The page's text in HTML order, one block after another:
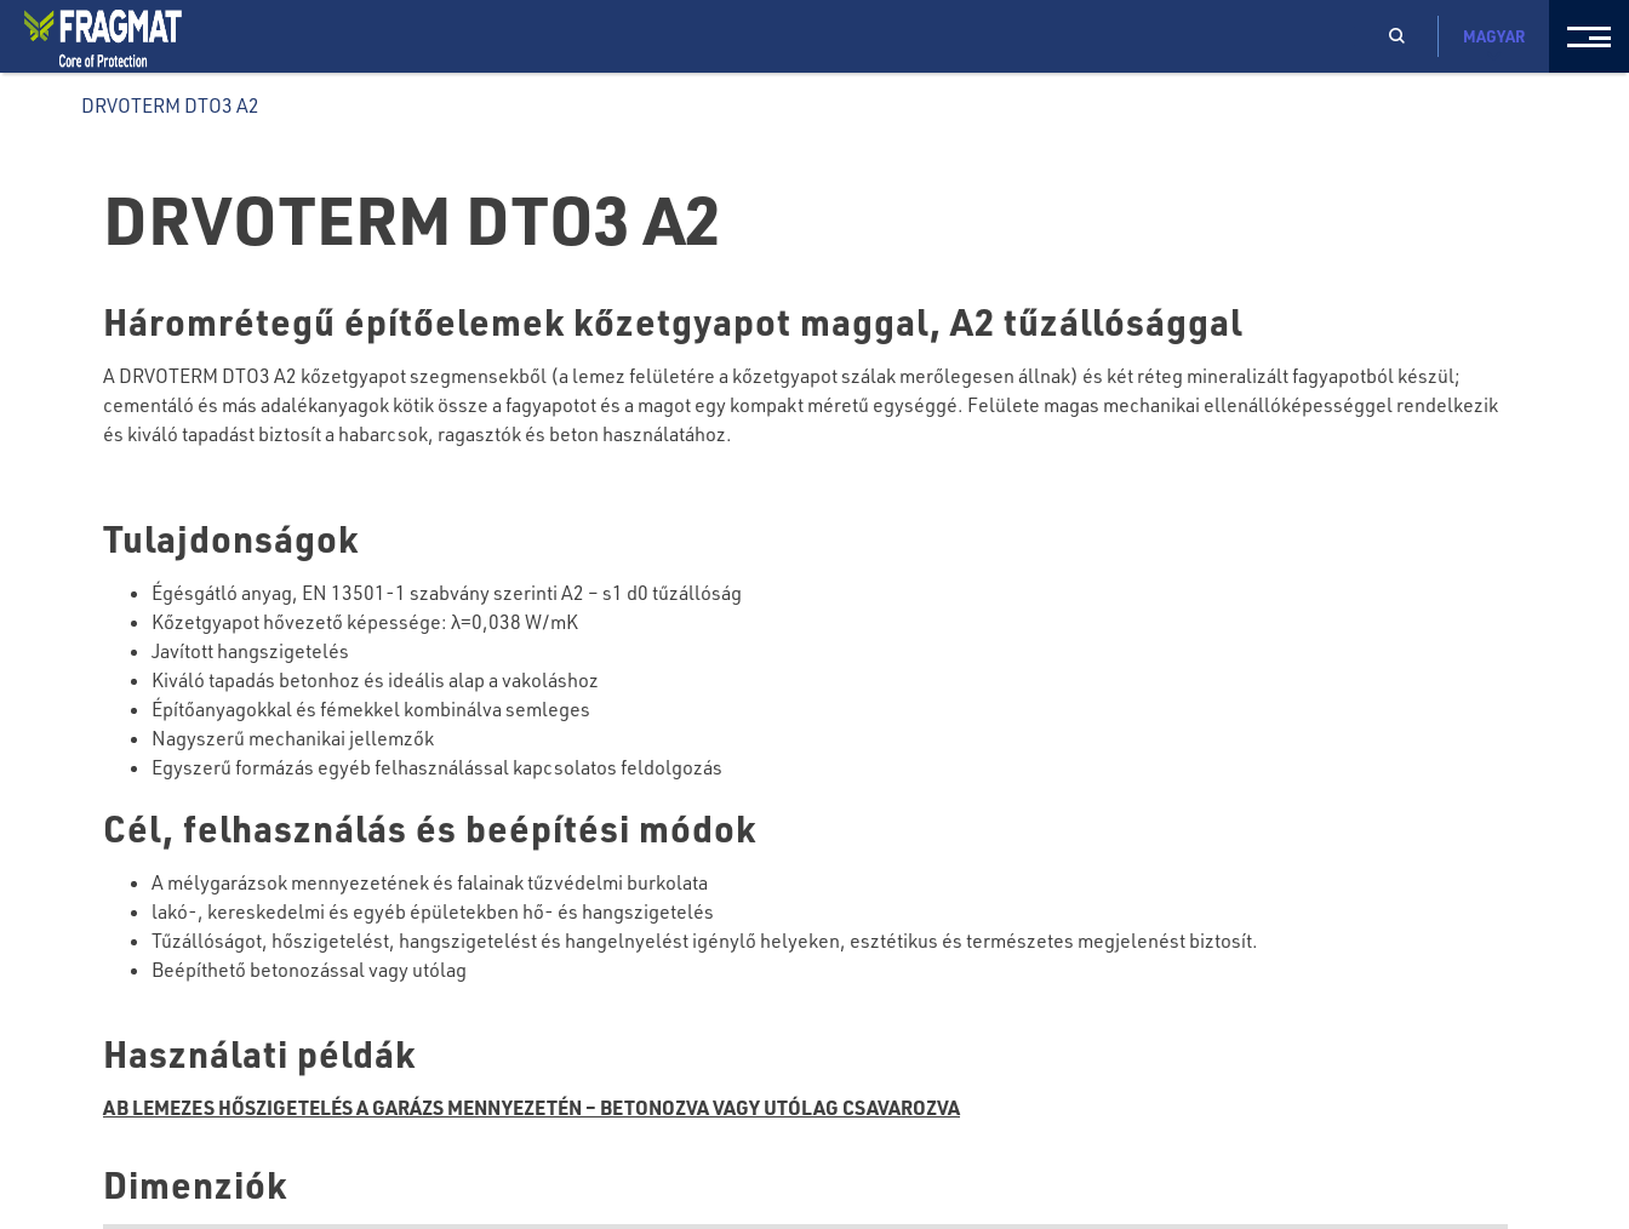
MAGYAR
DRVOTERM DTO3 A2
DRVOTERM DTO3 A2
Háromrétegű építőelemek kőzetgyapot maggal, A2 tűzállósággal
A DRVOTERM DTO3 A2 kőzetgyapot szegmensekből (a lemez felületére a kőzetgyapot szálak merőlegesen állnak) és két réteg mineralizált fagyapotból készül;
cementáló és más adalékanyagok kötik össze a fagyapotot és a magot egy kompakt méretű egységgé. Felülete magas mechanikai ellenállóképességgel rendelkezik
és kiváló tapadást biztosít a habarcsok, ragasztók és beton használatához.
Tulajdonságok
Égésgátló anyag, EN 13501-1 szabvány szerinti A2 – s1 d0 tűzállóság
Kőzetgyapot hővezető képessége: λ=0,038 W/mK
Javított hangszigetelés
Kiváló tapadás betonhoz és ideális alap a vakoláshoz
Építőanyagokkal és fémekkel kombinálva semleges
Nagyszerű mechanikai jellemzők
Egyszerű formázás egyéb felhasználással kapcsolatos feldolgozás
Cél, felhasználás és beépítési módok
A mélygarázsok mennyezetének és falainak tűzvédelmi burkolata
lakó-, kereskedelmi és egyéb épületekben hő- és hangszigetelés
Tűzállóságot, hőszigetelést, hangszigetelést és hangelnyelést igénylő helyeken, esztétikus és természetes megjelenést biztosít.
Beépíthető betonozással vagy utólag
Használati példák
AB LEMEZES HŐSZIGETELÉS A GARÁZS MENNYEZETÉN – BETONOZVA VAGY UTÓLAG CSAVAROZVA
Dimenziók